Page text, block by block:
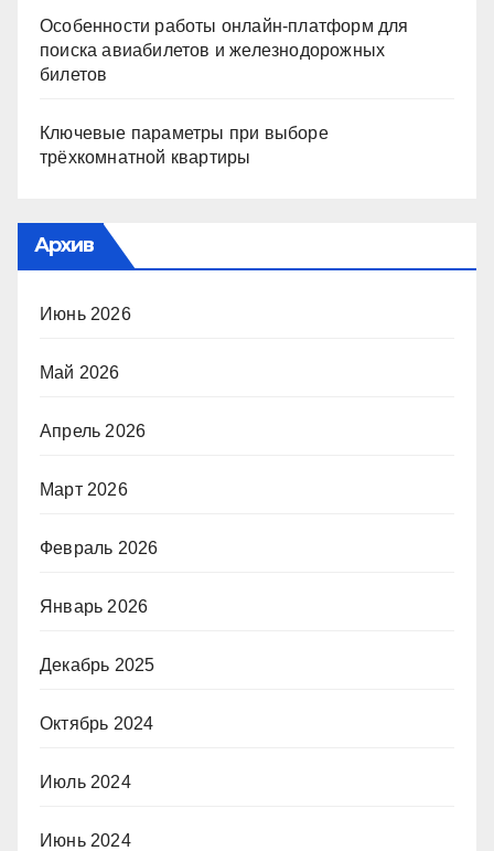
Особенности работы онлайн-платформ для
поиска авиабилетов и железнодорожных
билетов
Ключевые параметры при выборе
трёхкомнатной квартиры
Архив
Июнь 2026
Май 2026
Апрель 2026
Март 2026
Февраль 2026
Январь 2026
Декабрь 2025
Октябрь 2024
Июль 2024
Июнь 2024